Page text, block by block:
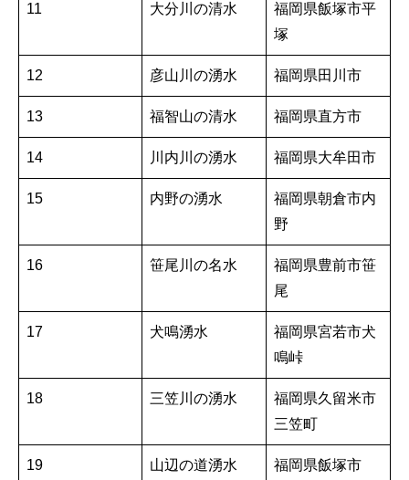
11 大分川の清水
福岡県飯塚市平
塚
12 彦山川の湧水 福岡県田川市
13 福智山の清水 福岡県直方市
14 川内川の湧水 福岡県大牟田市
15 内野の湧水
福岡県朝倉市内
野
16 笹尾川の名水
福岡県豊前市笹
尾
17 犬鳴湧水
福岡県宮若市犬
鳴峠
18 三笠川の湧水
福岡県久留米市
三笠町
19 山辺の道湧水 福岡県飯塚市